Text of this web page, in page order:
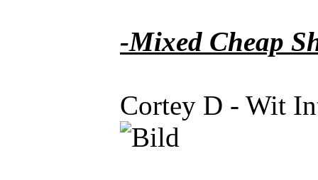
-Mixed Cheap
Cortey D - Wit